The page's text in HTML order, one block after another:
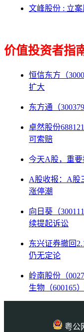
文峰股份 : 立
价值投资者指
恒信东方（
扩大
东方通（
卓然股份
可索赔
今天A股，重要
A股收报：A股
涨停潮
向日葵（
续提起诉讼
东兴证券撤回
仍无定论
岭南股份（
生物（600165
粤公